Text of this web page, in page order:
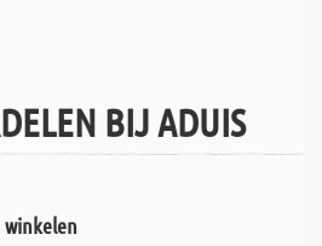
BIJ ADUIS